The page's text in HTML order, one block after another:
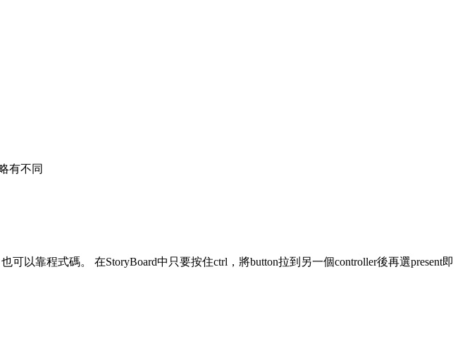
有不同
可以靠程式碼。 在StoryBoard中只要按住ctrl，將button拉到另一個controller後再選present即